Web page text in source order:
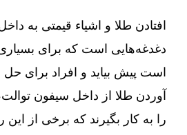
افتادن طلا و اشیاء قیمتی به
دغدغه‌هایی است که برای
است پیش بیاید و افراد برای
آوردن طلا از داخل سیفون
را به کار بگیرند که برخی از